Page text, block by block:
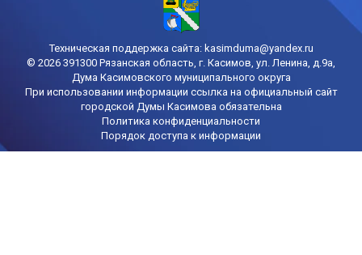
Техническая поддержка сайта: kasimduma@yandex.ru
© 2026 391300 Рязанская область, г. Касимов, ул. Ленина, д.9а,
Дума Касимовского муниципального округа
При использовании информации ссылка на официальный сайт
городской Думы Касимова обязательна
Политика конфиденциальности
Порядок доступа к информации